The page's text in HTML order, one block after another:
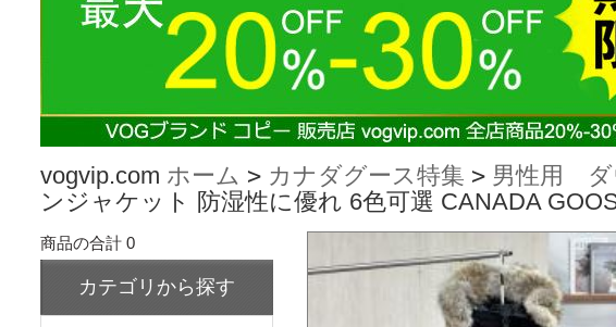
vogvip.com ホーム > カナダグース特集 > 男性用 ダ
ンジャケット 防湿性に優れ 6色可選 CANADA
商品の合計 0
カテゴリから探す